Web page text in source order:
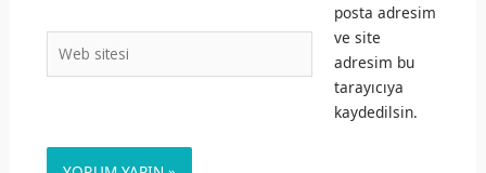
posta adresim
ve site
adresim bu
tarayıcıya
kaydedilsin.